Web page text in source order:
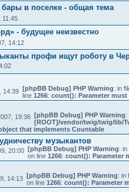
в поселке - общая тема
11:45
- будущее неизвестно
14:12
профи ищут роботу в
14:39 [phpBB Debug] PHP Warning: in
line 1266: count(): Parameter
19:36 [phpBB Debug] PHP Warning:
[ROOT]/vendor/twig/twig/lib/
that implements Countable
музыкантов
20:00 [phpBB Debug] PHP Warning: in
on line 1266: count(): Parameter
14:13 [phpBB Debug] PHP Warning: in
on line 1266: count(): Parameter